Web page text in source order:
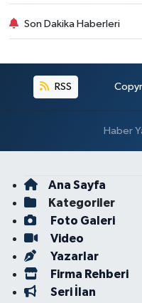
Son Dakika Haberleri
RSS
Haber
Ana Sayfa
Kategoriler
Foto Galeri
Video
Yazarlar
Firma Rehberi
Seri İlan